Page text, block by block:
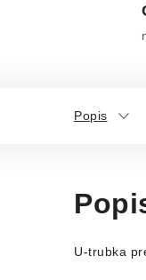
Popis
U-trubka